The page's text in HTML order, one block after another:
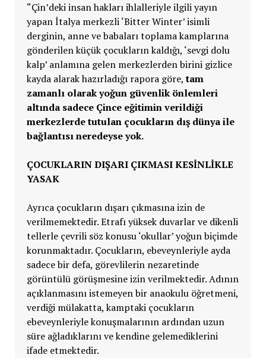
“Çin’deki insan hakları ihlalleriyle ilgili yayın
yapan İtalya merkezli ‘Bitter Winter’ isimli
derginin, anne ve babaları toplama kamplarına
gönderilen küçük çocukların kaldığı, ‘sevgi dolu
kalp’ anlamına gelen merkezlerden birini gizlice
kayda alarak hazırladığı rapora göre,tam
zamanlı olarak yoğun güvenlik önlemleri
altında sadece Çince eğitimin verildiği
merkezlerde tutulan çocukların dış dünya ile
bağlantısı neredeyse yok.
ÇOCUKLARIN DIŞARI ÇIKMASI KESİNLİKLE
YASAK
Ayrıca çocukların dışarı çıkmasına izin de
verilmemektedir. Etrafı yüksek duvarlar ve dikenli
tellerle çevrili söz konusu ‘okullar’ yoğun biçimde
korunmaktadır. Çocukların, ebeveynleriyle ayda
sadece bir defa, görevlilerin nezaretinde
görüntülü görüşmesine izin verilmektedir. Adının
açıklanmasını istemeyen bir anaokulu öğretmeni,
verdiği mülakatta, kamptaki çocukların
ebeveynleriyle konuşmalarının ardından uzun
süre ağladıklarını ve kendine gelemediklerini
ifade etmektedir.